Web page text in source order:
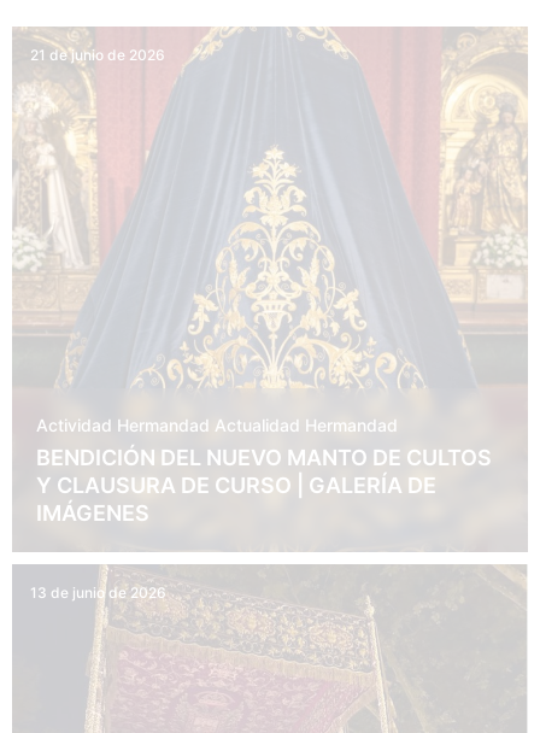
21 de junio de 2026
Actividad Hermandad Actualidad Hermandad
BENDICIÓN DEL NUEVO MANTO DE CULTOS
Y CLAUSURA DE CURSO | GALERÍA DE
IMÁGENES
13 de junio de 2026